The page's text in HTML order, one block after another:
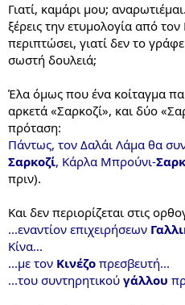
Γιατί, καμάρι μου;
ξέρεις την ετυμολογία από
περιπτώσει, γιατί δεν το
σωστή δουλειά;
Έλα όμως που ένα κοίταγμα
αρκετά «Σαρκοζί», και δύο
πρόταση:
Πάντως, τον Δαλάι Λάμα θα
Σαρκοζί, Κάρλα Μπρούνι-
πριν).
Και δεν περιορίζεται στις
...εναντίον επιχειρήσεων
Κίνα...
...με τον Κινέζο πρεσβευτή...
...του συντηρητικού γάλλου